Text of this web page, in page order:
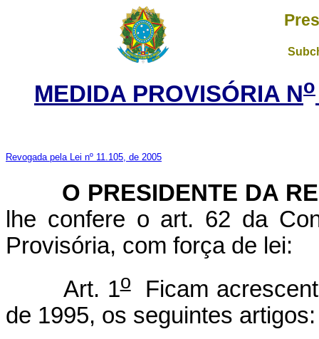
MEDIDA PROVISÓRIA No
Revogada pela Lei nº 11.105, de 2005
O PRESIDENTE DA
lhe confere o art. 62 da
Provisória, com força de lei:
Art. 1oFicam
de 1995, os seguintes artigos: